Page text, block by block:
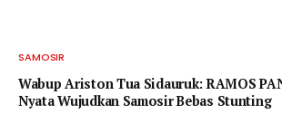
SAMOSIR
Wabup Ariston Tua Sidauruk: RAMOS
Nyata Wujudkan Samosir Bebas Stunting